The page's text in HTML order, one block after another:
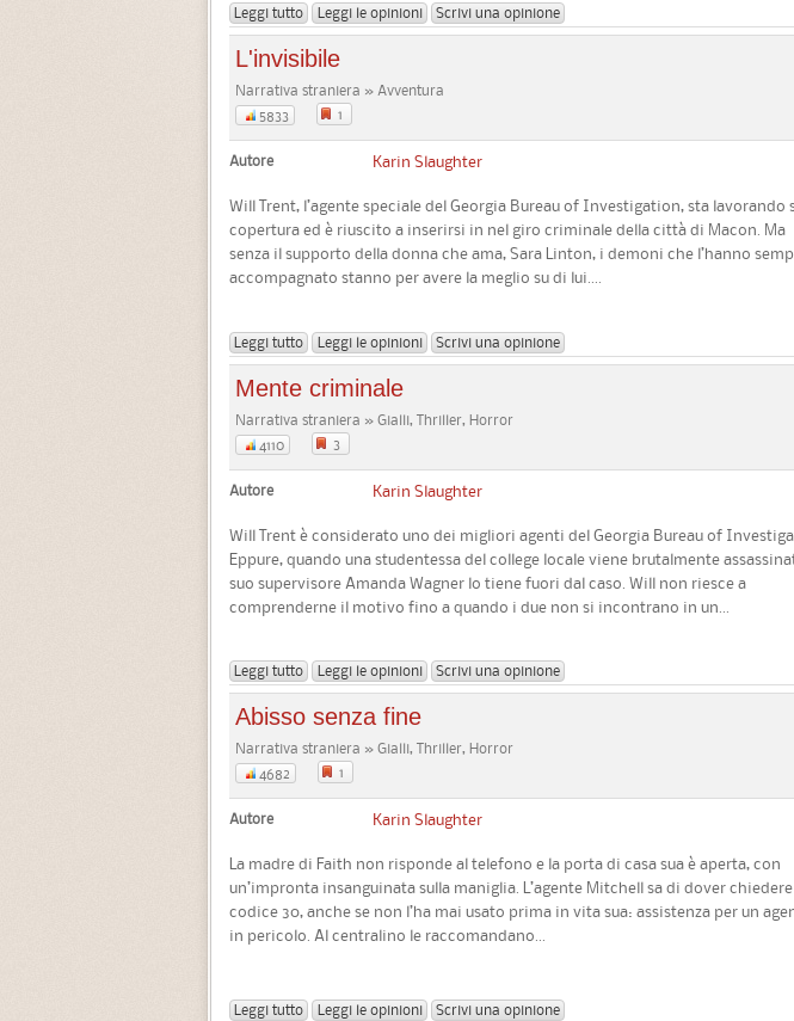
Leggi tutto Leggi le opinioni Scrivi una opinione
L'invisibile
Narrativa straniera » Avventura
5833
1
Autore Karin Slaughter
Will Trent, l’agente speciale del Georgia Bureau of Investigation, sta lavorando
copertura ed è riuscito a inserirsi in nel giro criminale della città di Macon. Ma
senza il supporto della donna che ama, Sara Linton, i demoni che l’hanno
accompagnato stanno per avere la meglio su di lui....
Leggi tutto Leggi le opinioni Scrivi una opinione
Mente criminale
Narrativa straniera » Gialli, Thriller, Horror
4110
3
Autore Karin Slaughter
Will Trent è considerato uno dei migliori agenti del Georgia Bureau of
Eppure, quando una studentessa del college locale viene brutalmente
suo supervisore Amanda Wagner lo tiene fuori dal caso. Will non riesce a
comprenderne il motivo fino a quando i due non si incontrano in un...
Leggi tutto Leggi le opinioni Scrivi una opinione
Abisso senza fine
Narrativa straniera » Gialli, Thriller, Horror
4682
1
Autore Karin Slaughter
La madre di Faith non risponde al telefono e la porta di casa sua è aperta, con
un’impronta insanguinata sulla maniglia. L’agente Mitchell sa di dover
codice 30, anche se non l’ha mai usato prima in vita sua: assistenza per un
in pericolo. Al centralino le raccomandano...
Leggi tutto Leggi le opinioni Scrivi una opinione